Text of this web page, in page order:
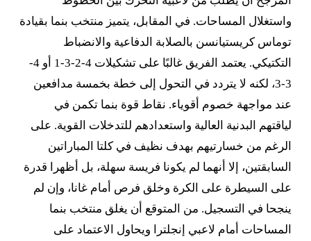
واستغلال المساحات. في المقابل، يتميز منتخب بنما بقيادة
توماس كريستيانسن بالصلابة الدفاعية والانضباط
التكتيكي. يعتمد الفريق غالبًا على تشكيلات 4-2-3-1 أو 4-
3-3، لكنه لا يتردد في التحول إلى خطة بخمسة مدافعين
عند مواجهة خصوم أقوياء. نقاط قوة بنما تكمن في
لياقتهم البدنية العالية واستعدادهم للتدخلات القوية. على
الرغم من خسارتيهم بهدف نظيف في كلتا المباراتين
السابقتين، إلا أنهما لم يكونا فريسة سهلة، بل أظهرا قدرة
على السيطرة على الكرة وخلق فرص أمام غانا، وإن لم
ينجحا في التسجيل. من المتوقع أن يغلق منتخب بنما
المساحات أمام لاعبي إنجلترا ويحاول الاعتماد على